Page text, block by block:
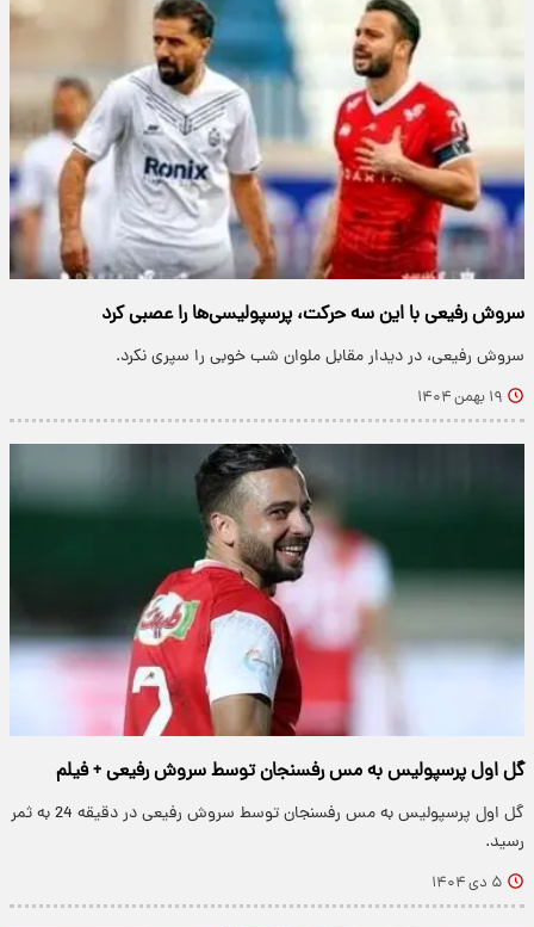
سروش رفیعی با این سه حرکت، پرسپولیسی‌ها را عصبی کرد
سروش رفیعی، در دیدار مقابل ملوان شب خوبی را سپری نکرد.
۱۹ بهمن ۱۴۰۴
گل اول پرسپولیس به مس رفسنجان توسط سروش رفیعی + فیلم
گل اول پرسپولیس به مس رفسنجان توسط سروش رفیعی در دقیقه 24 به ثمر
رسید.
۵ دی ۱۴۰۴